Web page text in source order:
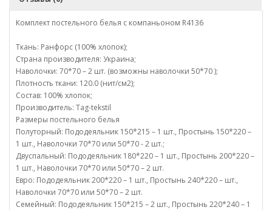
Комплект постельного белья с компаньоном R4136
Ткань: Ранфорс (100% хлопок);
Страна производителя: Украина;
Наволочки: 70*70 – 2 шт. (возможны наволочки 50*70 );
Плотность ткани: 120.0 (нит/см2);
Состав: 100% хлопок;
Производитель: Tag-tekstil
Размеры постельного белья
Полуторный: Пододеяльник 150*215 – 1 шт., Простынь 150*220 –
1 шт., Наволочки 70*70 или 50*70 - 2 шт.;
Двуспальный: Пододеяльник 180*220 – 1 шт., Простынь 200*220 –
1 шт., Наволочки 70*70 или 50*70 – 2 шт.
Евро: Пододеяльник 200*220 – 1 шт., Простынь 240*220 – шт.,
Наволочки 70*70 или 50*70 – 2 шт.
Семейный: Пододеяльник 150*215 – 2 шт., Простынь 220*240 – 1